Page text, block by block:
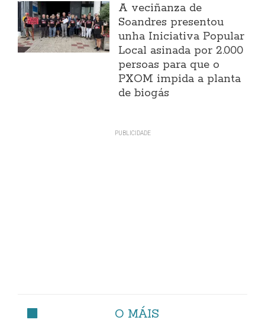
A veciñanza de
Soandres presentou
unha Iniciativa Popular
Local asinada por 2.000
persoas para que o
PXOM impida a planta
de biogás
O MÁIS